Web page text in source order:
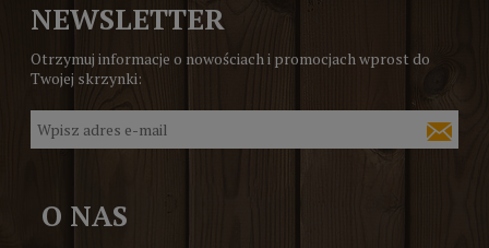
NEWSLETTER
Otrzymuj informacje o nowościach i promocjach wprost do
Twojej skrzynki:
O NAS